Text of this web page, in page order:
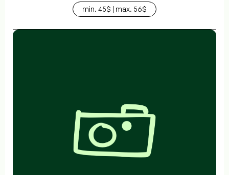
min. 45$ | max. 56$